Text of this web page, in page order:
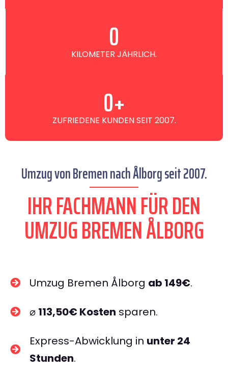
KILOMETER JÄHRLICH.
0
ZUFRIEDENE KUNDEN SEIT 2007.
0+
Umzug von Bremen nach Ålborg seit 2007.
IHR FACHMANN FÜR DEN
UMZUG BREMEN ÅLBORG
Umzug Bremen Ålborg ab 149€.
⌀ 113,50€ Kosten sparen.
Express-Abwicklung in unter 24
Stunden.